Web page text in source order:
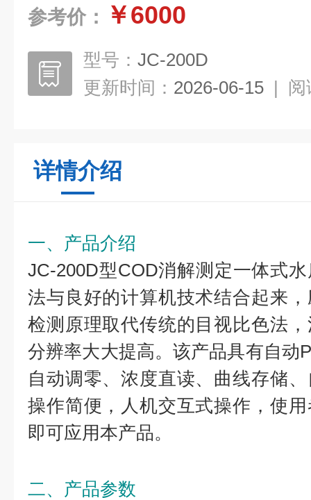
参考价： ￥6000
型号： JC-200D
更新时间： 2026-06-15 | 阅
详情介绍
一、产品介绍
JC-200D型COD消解测定一体式
法与良好的计算机技术结合起来
检测原理取代传统的目视比色法
分辨率大大提高。该产品具有自动
自动调零、浓度直读、曲线存储
操作简便，人机交互式操作，使
即可应用本产品。
二、产品参数